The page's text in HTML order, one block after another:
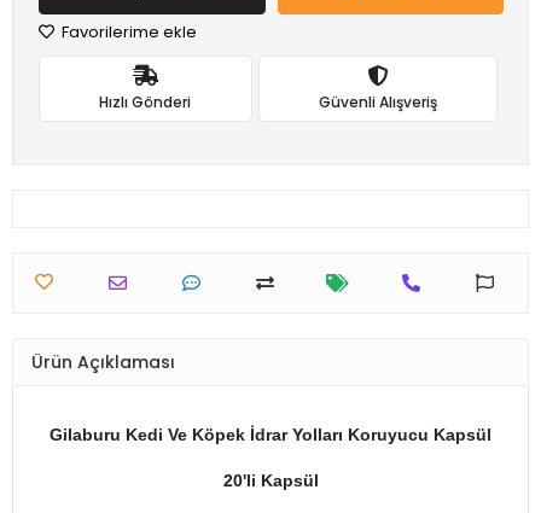
Favorilerime ekle
Hızlı Gönderi Güvenli Alışveriş
Ürün Açıklaması
Gilaburu Kedi Ve Köpek İdrar Yolları Koruyucu Kapsül
20'li Kapsül